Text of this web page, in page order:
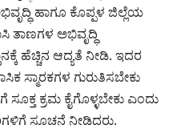
ಹಾಗೂ ಕೊಪ್ಪಳ ಜಿಲ್ಲೆಯ
ತಾಣಗಳ ಅಭಿವೃದ್ಧಿ
ಹೆಚ್ಚಿನ ಆದ್ಯತೆ ನೀಡಿ. ಇದರ
ಸ್ಮಾರಕಗಳ ಗುರುತಿಸಬೇಕು
ಕ್ರಮ ಕೈಗೊಳ್ಳಬೇಕು ಎಂದು
ಸೂಚನೆ ನೀಡಿದರು.